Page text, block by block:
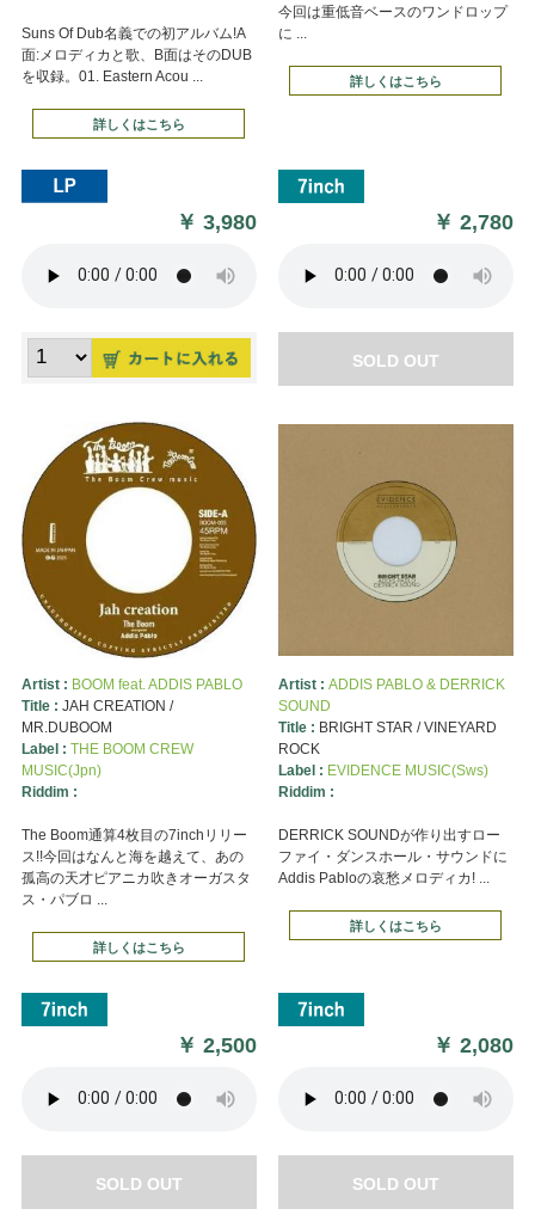
Suns Of Dub名義での初アルバム!A
面:メロディカと歌、B面はそのDUB
を収録。01. Eastern Acou ...
詳しくはこちら
￥3,980
今回は重低音ベースのワンドロップ
に ...
詳しくはこちら
￥2,780
SOLD OUT
Artist : BOOM feat. ADDIS PABLO
Title : JAH CREATION /
MR.DUBOOM
Label : THE BOOM CREW
MUSIC(Jpn)
Riddim :
The Boom通算4枚目の7inchリリー
ス!!今回はなんと海を越えて、あの
孤高の天才ピアニカ吹きオーガスタ
ス・パブロ ...
詳しくはこちら
￥2,500
SOLD OUT
Artist : ADDIS PABLO & DERRICK
SOUND
Title : BRIGHT STAR / VINEYARD
ROCK
Label : EVIDENCE MUSIC(Sws)
Riddim :
DERRICK SOUNDが作り出すロー
ファイ・ダンスホール・サウンドに
Addis Pabloの哀愁メロディカ! ...
詳しくはこちら
￥2,080
SOLD OUT